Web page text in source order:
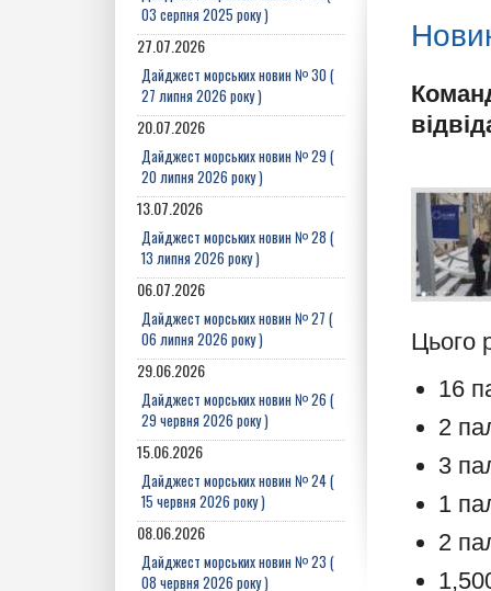
03 серпня 2025 року )
27.07.2026
Дайджест морських новин № 30 (
27 липня 2026 року )
20.07.2026
Дайджест морських новин № 29 (
20 липня 2026 року )
13.07.2026
Дайджест морських новин № 28 (
13 липня 2026 року )
06.07.2026
Дайджест морських новин № 27 (
06 липня 2026 року )
29.06.2026
Дайджест морських новин № 26 (
29 червня 2026 року )
15.06.2026
Дайджест морських новин № 24 (
15 червня 2026 року )
08.06.2026
Дайджест морських новин № 23 (
08 червня 2026 року )
Цього
16
2
3
1
2